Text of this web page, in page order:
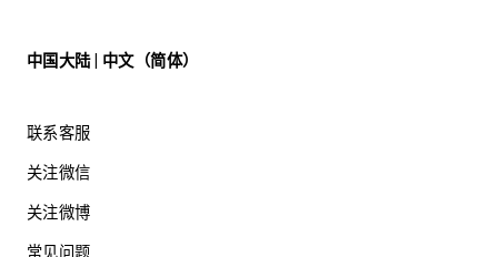
中国大陆 | 中文（简体）
联系客服
关注微信
关注微博